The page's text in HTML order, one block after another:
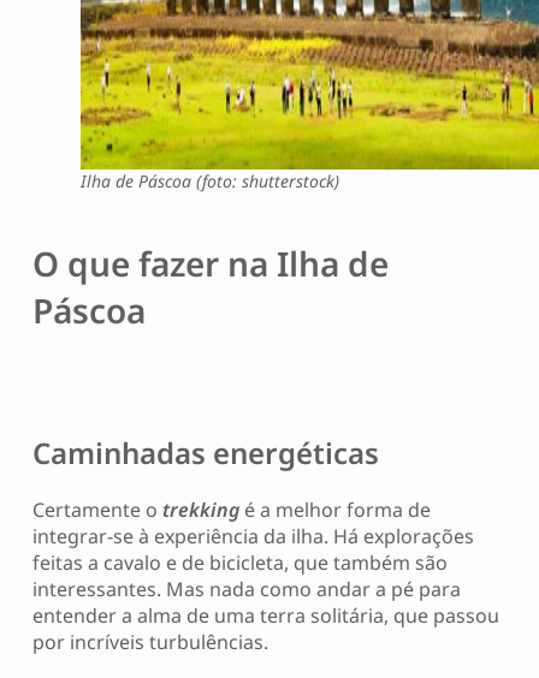
Ilha de Páscoa (foto: shutterstock)
O que fazer na Ilha de
Páscoa
Caminhadas energéticas
Certamente o trekkingé a melhor forma de
integrar-se à experiência da ilha. Há explorações
feitas a cavalo e de bicicleta, que também são
interessantes. Mas nada como andar a pé para
entender a alma de uma terra solitária, que passou
por incríveis turbulências.